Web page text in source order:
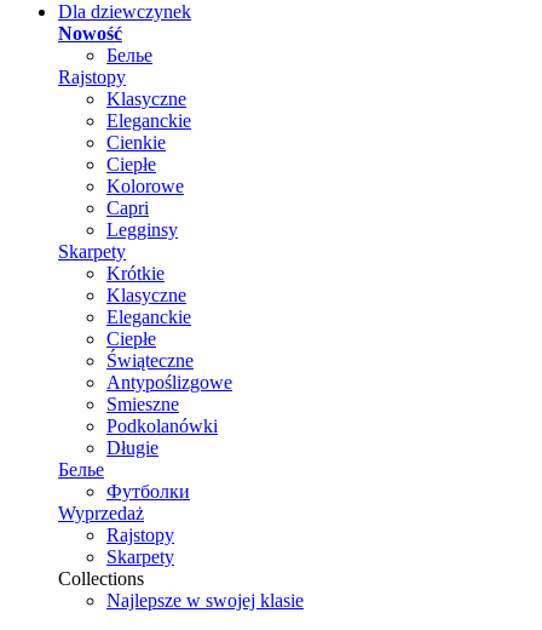
Dla dziewczynek
Nowość
Белье
Rajstopy
Klasyczne
Eleganckie
Cienkie
Ciepłe
Kolorowe
Capri
Legginsy
Skarpety
Krótkie
Klasyczne
Eleganckie
Ciepłe
Świąteczne
Antypoślizgowe
Smieszne
Podkolanówki
Długie
Белье
Футболки
Wyprzedaż
Rajstopy
Skarpety
Collections
Najlepsze w swojej klasie